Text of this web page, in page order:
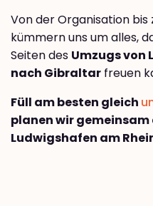
Von der Organisation
kümmern uns um alles,
Seiten des Umzugs von
nach Gibraltar freuen
Füll am besten gleich
planen wir gemeinsam
Ludwigshafen am